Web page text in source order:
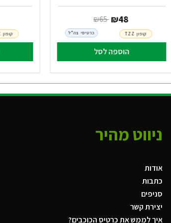
‏ ₪
65 ‏ ₪
48
הוספה לסל
כרטיסי צה"ל קופון TZZ קופון TZZ
ניווט מהיר
אודות
כתבות
סניפים
יצירת קשר
איך לממש את כרטיס הכוכבים?